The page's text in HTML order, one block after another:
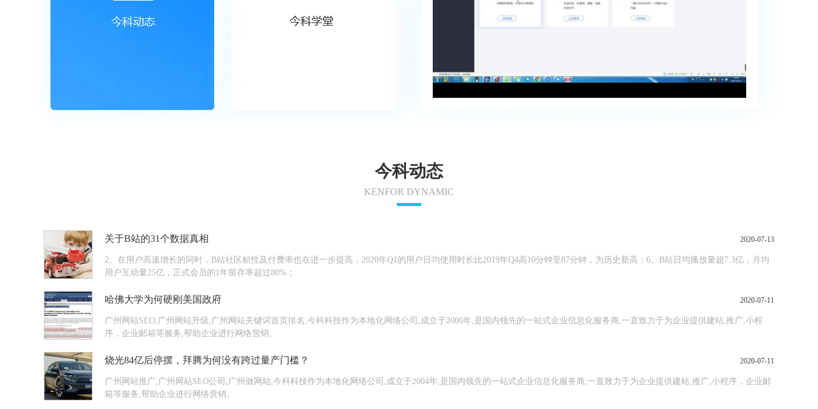
今科动态
KENFOR DYNAMIC
关于B站的31个数据真相 2020-07-13
2、在用户高速增长的同时，B站社区粘性及付费率也在进一步提高，2020年Q1的用户日均使用时长比2019年Q4高10分钟至87分钟，为历史新高；6、B站日均播放量超7.3亿，月均
用户互动量25亿，正式会员的1年留存率超过80%；
哈佛大学为何硬刚美国政府 2020-07-11
广州网站SEO,广州网站升级,广州网站关键词首页排名,今科科技作为本地化网络公司,成立于2006年,是国内领先的一站式企业信息化服务商,一直致力于为企业提供建站,推广,小程
序，企业邮箱等服务,帮助企业进行网络营销。
烧光84亿后停摆，拜腾为何没有跨过量产门槛？ 2020-07-11
广州网站推广,广州网站SEO公司,广州做网站,今科科技作为本地化网络公司,成立于2004年,是国内领先的一站式企业信息化服务商,一直致力于为企业提供建站,推广,小程序，企业邮
箱等服务,帮助企业进行网络营销。